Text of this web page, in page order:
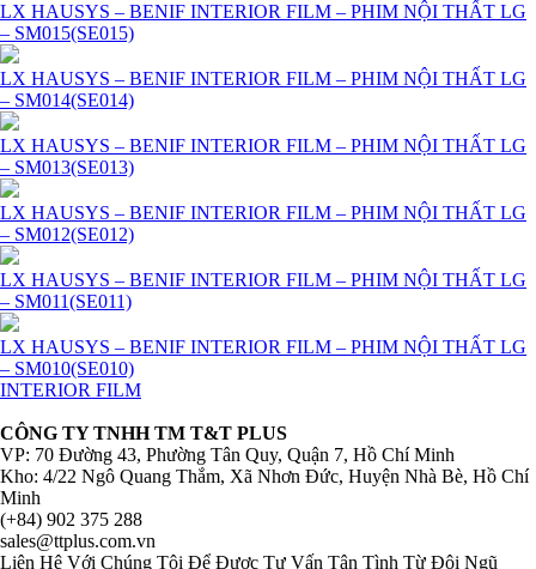
LX HAUSYS – BENIF INTERIOR FILM – PHIM NỘI THẤT LG
– SM015(SE015)
LX HAUSYS – BENIF INTERIOR FILM – PHIM NỘI THẤT LG
– SM014(SE014)
LX HAUSYS – BENIF INTERIOR FILM – PHIM NỘI THẤT LG
– SM013(SE013)
LX HAUSYS – BENIF INTERIOR FILM – PHIM NỘI THẤT LG
– SM012(SE012)
LX HAUSYS – BENIF INTERIOR FILM – PHIM NỘI THẤT LG
– SM011(SE011)
LX HAUSYS – BENIF INTERIOR FILM – PHIM NỘI THẤT LG
– SM010(SE010)
INTERIOR FILM
CÔNG TY TNHH TM T&T PLUS
VP: 70 Đường 43, Phường Tân Quy, Quận 7, Hồ Chí Minh
Kho: 4/22 Ngô Quang Thắm, Xã Nhơn Đức, Huyện Nhà Bè, Hồ Chí
Minh
(+84) 902 375 288
sales@ttplus.com.vn
Liên Hệ Với Chúng Tôi Để Được Tư Vấn Tận Tình Từ Đội Ngũ